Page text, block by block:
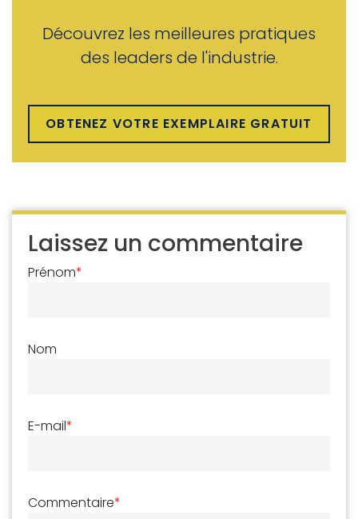
Découvrez les meilleures pratiques
des leaders de l'industrie.
OBTENEZ VOTRE EXEMPLAIRE GRATUIT
Laissez un commentaire
Prénom*
Nom
E-mail*
Commentaire*